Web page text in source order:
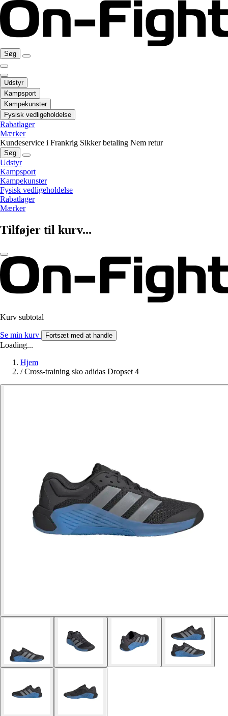
Søg
Udstyr
Kampsport
Kampekunster
Fysisk vedligeholdelse
Rabatlager
Mærker
Kundeservice i Frankrig Sikker betaling Nem retur
Søg
Udstyr
Kampsport
Kampekunster
Fysisk vedligeholdelse
Rabatlager
Mærker
Tilføjer til kurv...
Kurv subtotal
Se min kurv Fortsæt med at handle
Loading...
Hjem
/ Cross-training sko adidas Dropset 4